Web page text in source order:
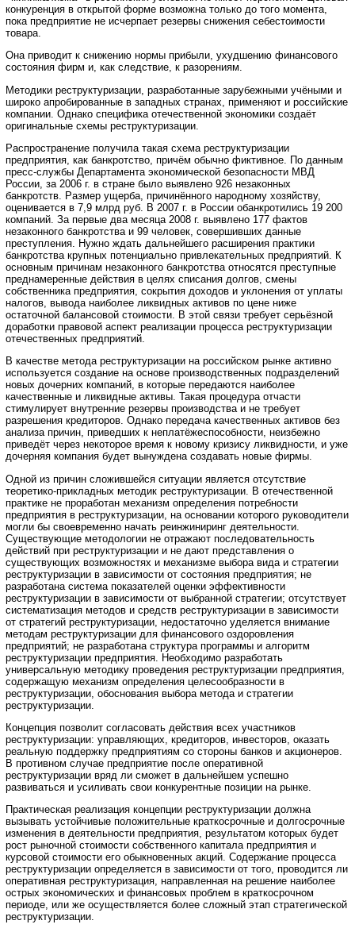
конкуренция в открытой форме возможна только до того момента,
пока предприятие не исчерпает резервы снижения себестоимости
товара.
Она приводит к снижению нормы прибыли, ухудшению финансового
состояния фирм и, как следствие, к разорениям.
Методики реструктуризации, разработанные зарубежными учёными и
широко апробированные в западных странах, применяют и российские
компании. Однако специфика отечественной экономики создаёт
оригинальные схемы реструктуризации.
Распространение получила такая схема реструктуризации
предприятия, как банкротство, причём обычно фиктивное. По данным
пресс-службы Департамента экономической безопасности МВД
России, за 2006 г. в стране было выявлено 926 незаконных
банкротств. Размер ущерба, причинённого народному хозяйству,
оценивается в 7,9 млрд руб. В 2007 г. в России обанкротились 19 200
компаний. За первые два месяца 2008 г. выявлено 177 фактов
незаконного банкротства и 99 человек, совершивших данные
преступления. Нужно ждать дальнейшего расширения практики
банкротства крупных потенциально привлекательных предприятий. К
основным причинам незаконного банкротства относятся преступные
преднамеренные действия в целях списания долгов, смены
собственника предприятия, сокрытия доходов и уклонения от уплаты
налогов, вывода наиболее ликвидных активов по цене ниже
остаточной балансовой стоимости. В этой связи требует серьёзной
доработки правовой аспект реализации процесса реструктуризации
отечественных предприятий.
В качестве метода реструктуризации на российском рынке активно
используется создание на основе производственных подразделений
новых дочерних компаний, в которые передаются наиболее
качественные и ликвидные активы. Такая процедура отчасти
стимулирует внутренние резервы производства и не требует
разрешения кредиторов. Однако передача качественных активов без
анализа причин, приведших к неплатёжеспособности, неизбежно
приведёт через некоторое время к новому кризису ликвидности, и уже
дочерняя компания будет вынуждена создавать новые фирмы.
Одной из причин сложившейся ситуации является отсутствие
теоретико-прикладных методик реструктуризации. В отечественной
практике не проработан механизм определения потребности
предприятия в реструктуризации, на основании которого руководители
могли бы своевременно начать реинжиниринг деятельности.
Существующие методологии не отражают последовательность
действий при реструктуризации и не дают представления о
существующих возможностях и механизме выбора вида и стратегии
реструктуризации в зависимости от состояния предприятия; не
разработана система показателей оценки эффективности
реструктуризации в зависимости от выбранной стратегии; отсутствует
систематизация методов и средств реструктуризации в зависимости
от стратегий реструктуризации, недостаточно уделяется внимание
методам реструктуризации для финансового оздоровления
предприятий; не разработана структура программы и алгоритм
реструктуризации предприятия. Необходимо разработать
универсальную методику проведения реструктуризации предприятия,
содержащую механизм определения целесообразности в
реструктуризации, обоснования выбора метода и стратегии
реструктуризации.
Концепция позволит согласовать действия всех участников
реструктуризации: управляющих, кредиторов, инвесторов, оказать
реальную поддержку предприятиям со стороны банков и акционеров.
В противном случае предприятие после оперативной
реструктуризации вряд ли сможет в дальнейшем успешно
развиваться и усиливать свои конкурентные позиции на рынке.
Практическая реализация концепции реструктуризации должна
вызывать устойчивые положительные краткосрочные и долгосрочные
изменения в деятельности предприятия, результатом которых будет
рост рыночной стоимости собственного капитала предприятия и
курсовой стоимости его обыкновенных акций. Содержание процесса
реструктуризации определяется в зависимости от того, проводится ли
оперативная реструктуризация, направленная на решение наиболее
острых экономических и финансовых проблем в краткосрочном
периоде, или же осуществляется более сложный этап стратегической
реструктуризации.